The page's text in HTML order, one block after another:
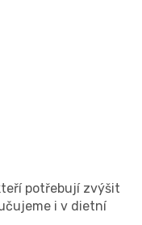
potřebují zvýšit
i v dietní